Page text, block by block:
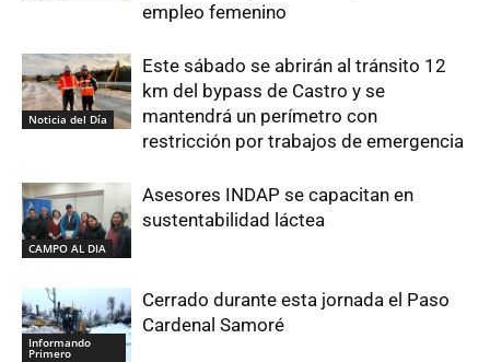
empleo femenino
Noticia del Día
Este sábado se abrirán al tránsito 12
km del bypass de Castro y se
mantendrá un perímetro con
restricción por trabajos de emergencia
CAMPO AL DIA
Asesores INDAP se capacitan en
sustentabilidad láctea
Informando
Primero
Cerrado durante esta jornada el Paso
Cardenal Samoré